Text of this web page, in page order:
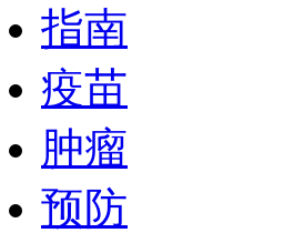
指南
疫苗
肿瘤
预防